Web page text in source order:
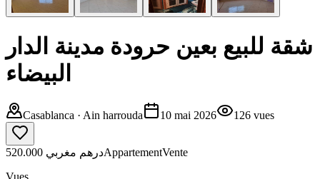
شقة للبيع بعين حرودة مدينة الدار
البيضاء
Casablanca · Ain harrouda 10 mai 2026 126 vues
520.000 درهم مغربيAppartementVente